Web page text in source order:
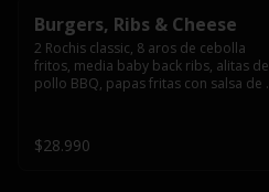
Burgers, Ribs & Cheese
2 Rochis classic, 8 aros de cebolla
fritos, media baby back ribs, alitas de
pollo BBQ, papas fritas con salsa de
$28.990